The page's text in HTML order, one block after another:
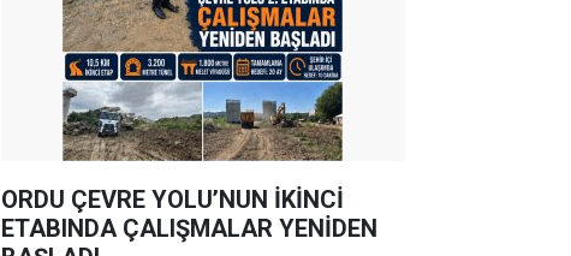
ORDU ÇEVRE YOLU’NUN İKİNCİ
ETABINDA ÇALIŞMALAR YENİDEN